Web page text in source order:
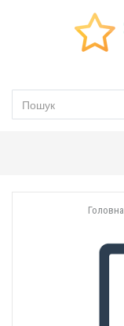
Головна